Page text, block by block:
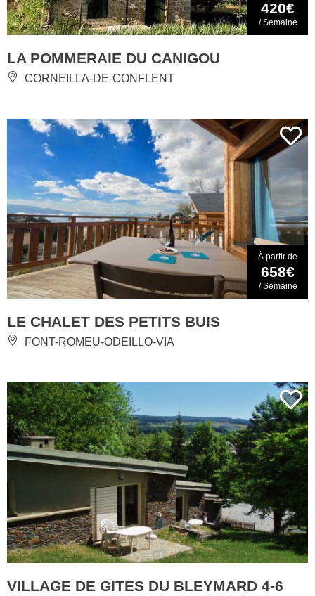
420€
/ Semaine
LA POMMERAIE DU CANIGOU
CORNEILLA-DE-CONFLENT
À partir de
658€
/ Semaine
LE CHALET DES PETITS BUIS
FONT-ROMEU-ODEILLO-VIA
VILLAGE DE GITES DU BLEYMARD 4-6